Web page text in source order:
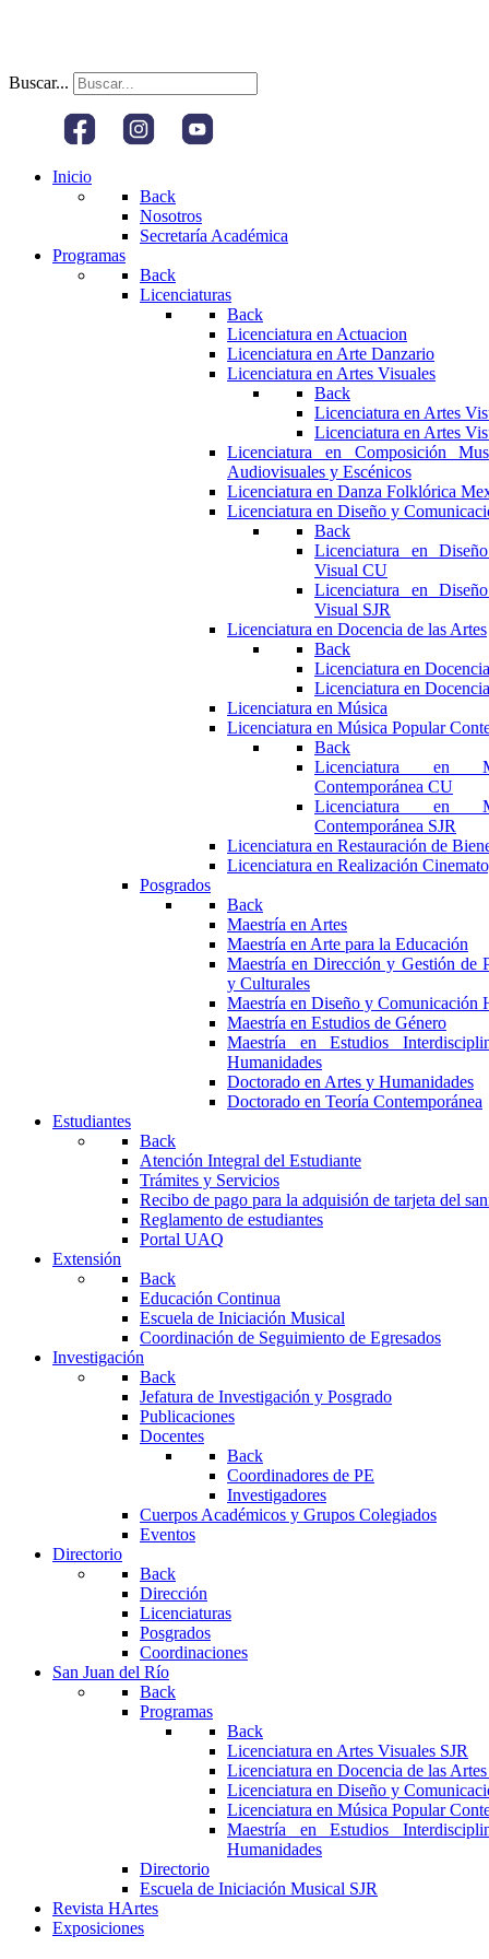
Buscar...
Inicio
Back
Nosotros
Secretaría Académica
Programas
Back
Licenciaturas
Back
Licenciatura en Actuacion
Licenciatura en Arte Danzario
Licenciatura en Artes Visuales
Back
Licenciatura en Artes
Licenciatura en Artes
Licenciatura en Composición
Audiovisuales y Escénicos
Licenciatura en Danza Folklórica
Licenciatura en Diseño y
Back
Licenciatura en
Visual CU
Licenciatura en
Visual SJR
Licenciatura en Docencia de las Artes
Back
Licenciatura en
Licenciatura en
Licenciatura en Música
Licenciatura en Música Popular
Back
Licenciatura en
Contemporánea CU
Licenciatura en
Contemporánea SJR
Licenciatura en Restauración de
Licenciatura en Realización
Posgrados
Back
Maestría en Artes
Maestría en Arte para la Educación
Maestría en Dirección y Gestión de
y Culturales
Maestría en Diseño y Comunicación
Maestría en Estudios de Género
Maestría en Estudios
Humanidades
Doctorado en Artes y Humanidades
Doctorado en Teoría Contemporánea
Estudiantes
Back
Atención Integral del Estudiante
Trámites y Servicios
Recibo de pago para la adquisión de tarjeta del
Reglamento de estudiantes
Portal UAQ
Extensión
Back
Educación Continua
Escuela de Iniciación Musical
Coordinación de Seguimiento de Egresados
Investigación
Back
Jefatura de Investigación y Posgrado
Publicaciones
Docentes
Back
Coordinadores de PE
Investigadores
Cuerpos Académicos y Grupos Colegiados
Eventos
Directorio
Back
Dirección
Licenciaturas
Posgrados
Coordinaciones
San Juan del Río
Back
Programas
Back
Licenciatura en Artes Visuales SJR
Licenciatura en Docencia de las
Licenciatura en Diseño y
Licenciatura en Música Popular
Maestría en Estudios
Humanidades
Directorio
Escuela de Iniciación Musical SJR
Revista HArtes
Exposiciones